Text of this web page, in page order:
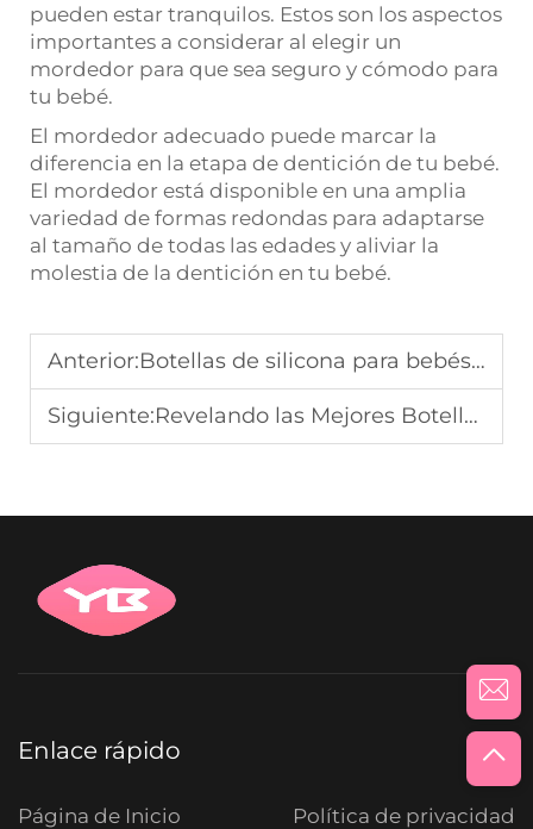
pueden estar tranquilos. Estos son los aspectos
importantes a considerar al elegir un
mordedor para que sea seguro y cómodo para
tu bebé.
El mordedor adecuado puede marcar la
diferencia en la etapa de dentición de tu bebé.
El mordedor está disponible en una amplia
variedad de formas redondas para adaptarse
al tamaño de todas las edades y aliviar la
molestia de la dentición en tu bebé.
Anterior:Botellas de silicona para bebés: Una solución práctica para la alimentación
Siguiente:Revelando las Mejores Botellas para Alimentación Infantil: Una Guía de Compra
Enlace rápido
Página de Inicio
Política de privacidad